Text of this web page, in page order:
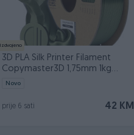
Izdvojeno
3D PLA Silk Printer Filament
Copymaster3D 1,75mm 1kg
Bronze
Novo
42 KM
prije 6 sati